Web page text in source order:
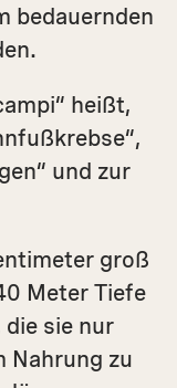
bedauernden
heißt,
und zur
groß
Meter Tiefe
sie nur
Nahrung zu